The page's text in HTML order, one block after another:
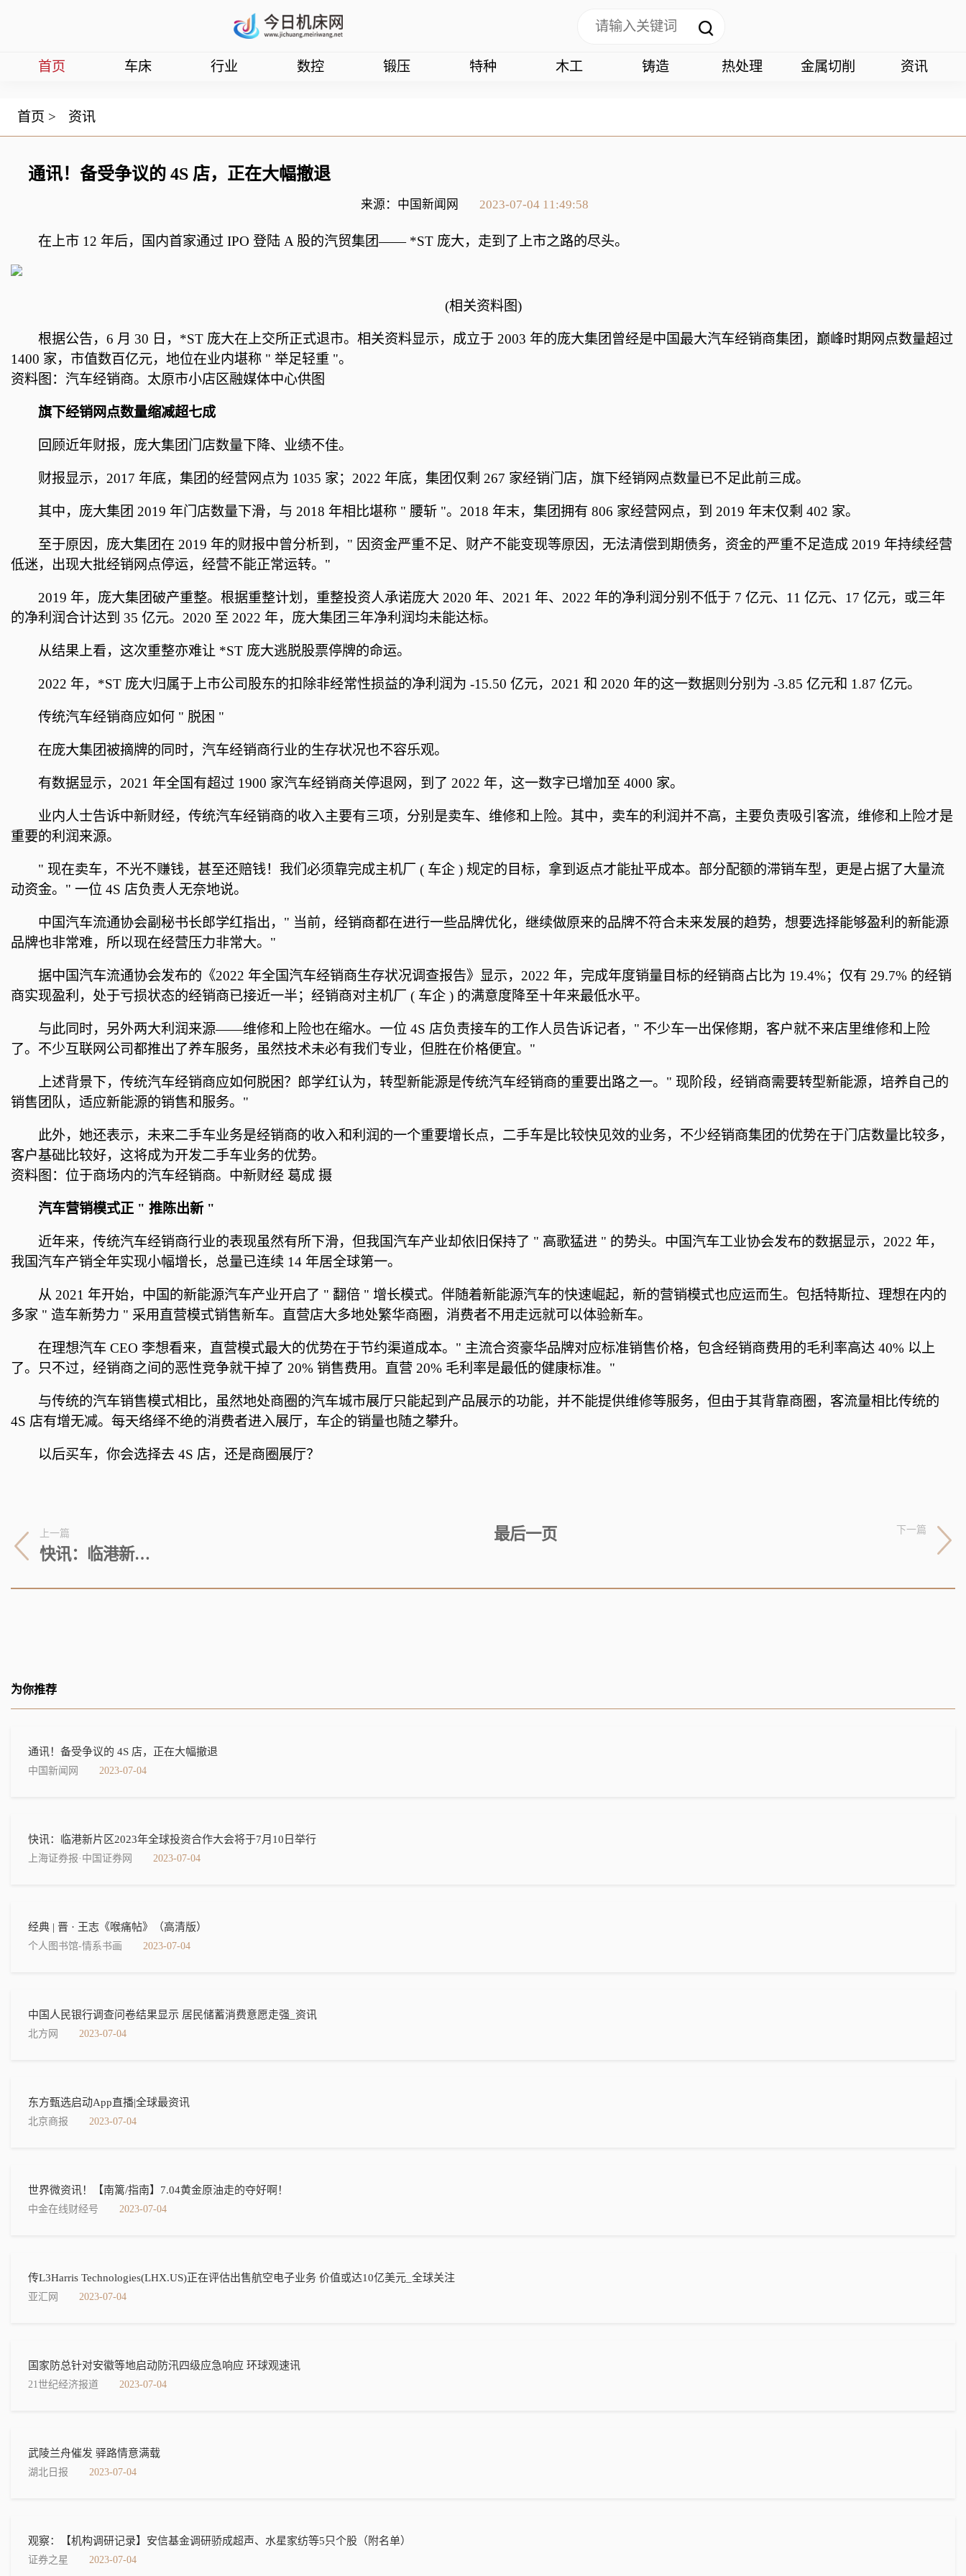
首页 车床 行业 数控 锻压 特种 木工 铸造 热处理 金属切削 资讯
首页 > 资讯
通讯！备受争议的 4S 店，正在大幅撤退
来源：中国新闻网 2023-07-04 11:49:58
在上市 12 年后，国内首家通过 IPO 登陆 A 股的汽贸集团—— *ST 庞大，走到了上市之路的尽头。
(相关资料图)
根据公告，6 月 30 日，*ST 庞大在上交所正式退市。相关资料显示，成立于 2003 年的庞大集团曾经是中国最大汽车经销商集团，巅峰时期网点数量超过
1400 家，市值数百亿元，地位在业内堪称 " 举足轻重 "。
资料图：汽车经销商。太原市小店区融媒体中心供图
旗下经销网点数量缩减超七成
回顾近年财报，庞大集团门店数量下降、业绩不佳。
财报显示，2017 年底，集团的经营网点为 1035 家；2022 年底，集团仅剩 267 家经销门店，旗下经销网点数量已不足此前三成。
其中，庞大集团 2019 年门店数量下滑，与 2018 年相比堪称 " 腰斩 "。2018 年末，集团拥有 806 家经营网点，到 2019 年末仅剩 402 家。
至于原因，庞大集团在 2019 年的财报中曾分析到，" 因资金严重不足、财产不能变现等原因，无法清偿到期债务，资金的严重不足造成 2019 年持续经营
低迷，出现大批经销网点停运，经营不能正常运转。"
2019 年，庞大集团破产重整。根据重整计划，重整投资人承诺庞大 2020 年、2021 年、2022 年的净利润分别不低于 7 亿元、11 亿元、17 亿元，或三年
的净利润合计达到 35 亿元。2020 至 2022 年，庞大集团三年净利润均未能达标。
从结果上看，这次重整亦难让 *ST 庞大逃脱股票停牌的命运。
2022 年，*ST 庞大归属于上市公司股东的扣除非经常性损益的净利润为 -15.50 亿元，2021 和 2020 年的这一数据则分别为 -3.85 亿元和 1.87 亿元。
传统汽车经销商应如何 " 脱困 "
在庞大集团被摘牌的同时，汽车经销商行业的生存状况也不容乐观。
有数据显示，2021 年全国有超过 1900 家汽车经销商关停退网，到了 2022 年，这一数字已增加至 4000 家。
业内人士告诉中新财经，传统汽车经销商的收入主要有三项，分别是卖车、维修和上险。其中，卖车的利润并不高，主要负责吸引客流，维修和上险才是
重要的利润来源。
" 现在卖车，不光不赚钱，甚至还赔钱！我们必须靠完成主机厂 ( 车企 ) 规定的目标，拿到返点才能扯平成本。部分配额的滞销车型，更是占据了大量流
动资金。" 一位 4S 店负责人无奈地说。
中国汽车流通协会副秘书长郎学红指出，" 当前，经销商都在进行一些品牌优化，继续做原来的品牌不符合未来发展的趋势，想要选择能够盈利的新能源
品牌也非常难，所以现在经营压力非常大。"
据中国汽车流通协会发布的《2022 年全国汽车经销商生存状况调查报告》显示，2022 年，完成年度销量目标的经销商占比为 19.4%；仅有 29.7% 的经销
商实现盈利，处于亏损状态的经销商已接近一半；经销商对主机厂 ( 车企 ) 的满意度降至十年来最低水平。
与此同时，另外两大利润来源——维修和上险也在缩水。一位 4S 店负责接车的工作人员告诉记者，" 不少车一出保修期，客户就不来店里维修和上险
了。不少互联网公司都推出了养车服务，虽然技术未必有我们专业，但胜在价格便宜。"
上述背景下，传统汽车经销商应如何脱困？郎学红认为，转型新能源是传统汽车经销商的重要出路之一。" 现阶段，经销商需要转型新能源，培养自己的
销售团队，适应新能源的销售和服务。"
此外，她还表示，未来二手车业务是经销商的收入和利润的一个重要增长点，二手车是比较快见效的业务，不少经销商集团的优势在于门店数量比较多，
客户基础比较好，这将成为开发二手车业务的优势。
资料图：位于商场内的汽车经销商。中新财经 葛成 摄
汽车营销模式正 " 推陈出新 "
近年来，传统汽车经销商行业的表现虽然有所下滑，但我国汽车产业却依旧保持了 " 高歌猛进 " 的势头。中国汽车工业协会发布的数据显示，2022 年，
我国汽车产销全年实现小幅增长，总量已连续 14 年居全球第一。
从 2021 年开始，中国的新能源汽车产业开启了 " 翻倍 " 增长模式。伴随着新能源汽车的快速崛起，新的营销模式也应运而生。包括特斯拉、理想在内的
多家 " 造车新势力 " 采用直营模式销售新车。直营店大多地处繁华商圈，消费者不用走远就可以体验新车。
在理想汽车 CEO 李想看来，直营模式最大的优势在于节约渠道成本。" 主流合资豪华品牌对应标准销售价格，包含经销商费用的毛利率高达 40% 以上
了。只不过，经销商之间的恶性竞争就干掉了 20% 销售费用。直营 20% 毛利率是最低的健康标准。"
与传统的汽车销售模式相比，虽然地处商圈的汽车城市展厅只能起到产品展示的功能，并不能提供维修等服务，但由于其背靠商圈，客流量相比传统的
4S 店有增无减。每天络绎不绝的消费者进入展厅，车企的销量也随之攀升。
以后买车，你会选择去 4S 店，还是商圈展厅？
上一篇
快讯：临港新片区2023年全球投资合作大会将于7月10日举行
下一篇
最后一页
为你推荐
通讯！备受争议的 4S 店，正在大幅撤退
中国新闻网 2023-07-04
快讯：临港新片区2023年全球投资合作大会将于7月10日举行
上海证券报·中国证券网 2023-07-04
经典 | 晋 · 王志《喉痛帖》​（高清版）
个人图书馆-情系书画 2023-07-04
中国人民银行调查问卷结果显示 居民储蓄消费意愿走强_资讯
北方网 2023-07-04
东方甄选启动App直播|全球最资讯
北京商报 2023-07-04
世界微资讯！【南篱/指南】7.04黄金原油走的夺好啊！
中金在线财经号 2023-07-04
传L3Harris Technologies(LHX.US)正在评估出售航空电子业务 价值或达10亿美元_全球关注
亚汇网 2023-07-04
国家防总针对安徽等地启动防汛四级应急响应 环球观速讯
21世纪经济报道 2023-07-04
武陵兰舟催发 驿路情意满载
湖北日报 2023-07-04
观察：【机构调研记录】安信基金调研骄成超声、水星家纺等5只个股（附名单）
证券之星 2023-07-04